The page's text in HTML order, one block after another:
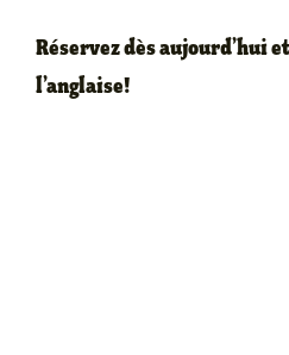
Réservez dès aujourd’hui
l’anglaise!